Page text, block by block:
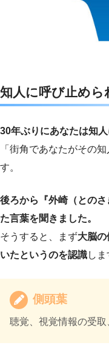
知人に呼び止めら
30年ぶりにあなたは知人
「街角であなたがその
す。
後ろから『外崎（との
た言葉を聞きました。
そうすると、まず大脳
いたというのを認識し
側頭葉
聴覚、視覚情報の受